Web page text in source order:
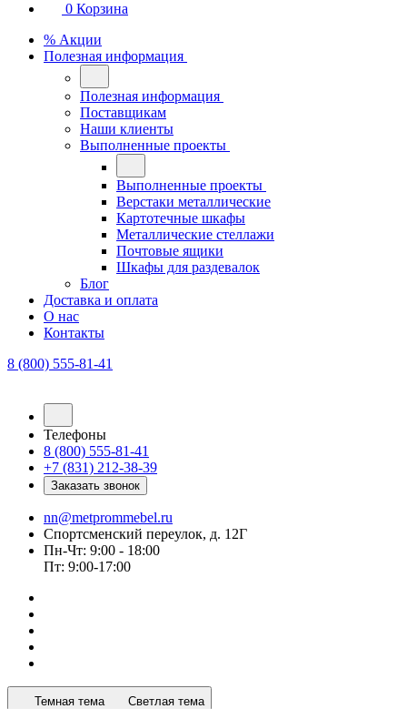
0 Корзина
% Акции
Полезная информация
Полезная информация
Поставщикам
Наши клиенты
Выполненные проекты
Выполненные проекты
Верстаки металлические
Картотечные шкафы
Металлические стеллажи
Почтовые ящики
Шкафы для раздевалок
Блог
Доставка и оплата
О нас
Контакты
8 (800) 555-81-41
Телефоны
8 (800) 555-81-41
+7 (831) 212-38-39
Заказать звонок
nn@metprommebel.ru
Спортсменский переулок, д. 12Г
Пн-Чт: 9:00 - 18:00
Пт: 9:00-17:00
Темная тема Светлая тема